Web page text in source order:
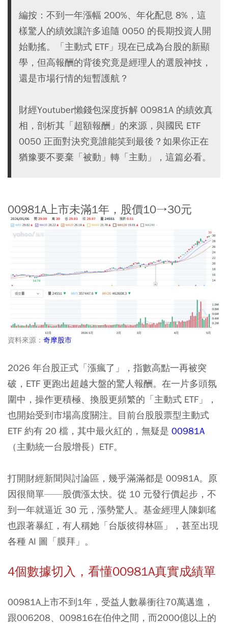
編按：不到一年漲幅 200%、年化配息 8%，這
樣驚人的績效讓許多追隨 0050 的長期投資人開
始動搖。「主動式 ETF」現在已成為台股的新顯
學，但高報酬的背後究竟是經理人的選股神技，
還是市場行情的短暫護航？
財經Youtuber懶錢包深度拆解 00981A 的績效真
相，剖析其「超額報酬」的來源，與國民 ETF
0050 正面對決究竟誰能笑到最後？如果你正在
猶豫要不要棄「被動」轉「主動」，這篇必看。
00981A上市未滿1年，股價10→30元
資料來源： 奇摩股市
2026 年台股正式「漲瘋了」，指數高點一再被突
破，ETF 更跑出超越大盤的驚人報酬。在一片多頭氛
圍中，操作更積極、換股更頻繁的「主動式 ETF」，
也開始受到市場高度關注。目前台股股票型主動式
ETF 約有 20 檔，其中最火紅的，無疑是 00981A
（主動統一台股增長）ETF。
打開財經新聞與討論區，幾乎滿滿都是 00981A。原
因很簡單——股價漲太快。從 10 元發行價起步，不
到一年就逼近 30 元，漲勢驚人。基金經理人陳釧瑤
也跟著暴紅，有人稱她「台版彼得林區」，甚至出現
各種 AI 圖「膜拜」。
4個數據切入，看懂00981A真實成績單
00981A上市不到1年，受益人數暴衝往70萬邁進，
跟006208、 009816在伯仲之間，而2000億以上的